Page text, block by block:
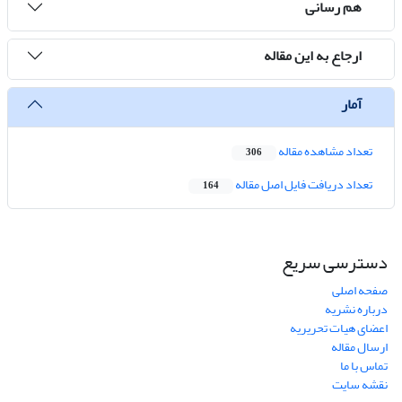
هم رسانی
ارجاع به این مقاله
آمار
تعداد مشاهده مقاله 306
تعداد دریافت فایل اصل مقاله 164
دسترسی سریع
صفحه اصلی
درباره نشریه
اعضای هیات تحریریه
ارسال مقاله
تماس با ما
نقشه سایت